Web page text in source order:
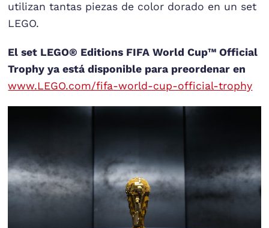
utilizan tantas piezas de color dorado en un set
LEGO.
El set LEGO® Editions FIFA World Cup™ Official
Trophy ya está disponible para preordenar en
www.LEGO.com/fifa-world-cup-official-trophy